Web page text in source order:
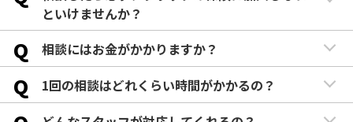
といけませんか？
Q 相談にはお金がかかりますか？
Q 1回の相談はどれくらい時間がかかるの？